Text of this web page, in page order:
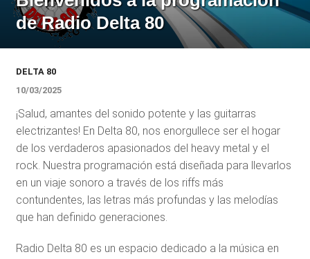
de Radio Delta 80
DELTA 80
10/03/2025
¡Salud, amantes del sonido potente y las guitarras
electrizantes! En Delta 80, nos enorgullece ser el hogar
de los verdaderos apasionados del heavy metal y el
rock. Nuestra programación está diseñada para llevarlos
en un viaje sonoro a través de los riffs más
contundentes, las letras más profundas y las melodías
que han definido generaciones.
Radio Delta 80 es un espacio dedicado a la música en